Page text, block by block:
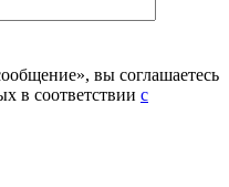
вы соглашаетесь
в соответствии с